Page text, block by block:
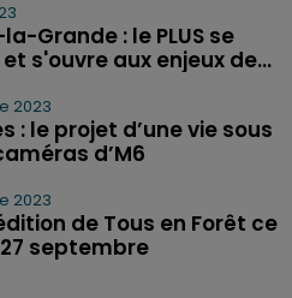
Grande : le PLUS se
s'ouvre aux enjeux de...
2023
: le projet d’une vie sous
d’M6
2023
de Tous en Forêt ce
septembre